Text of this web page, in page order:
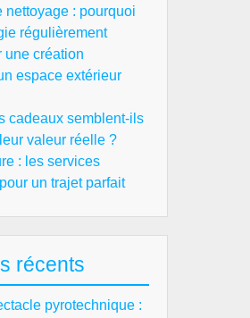
nettoyage : pourquoi
régulièrement
une création
espace extérieur
cadeaux semblent-ils
valeur réelle ?
: les services
un trajet parfait
récents
pyrotechnique :